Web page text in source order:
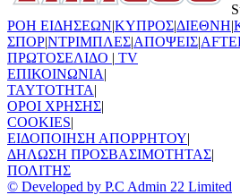
ΡΟΗ ΕΙΔΗΣΕΩΝ|ΚΥΠΡΟΣ|ΔΙΕΘΝΗ|
ΣΠΟΡ|ΝΤΡΙΜΠΛΕΣ|ΑΠΟΨΕΙΣ|
ΠΡΩΤΟΣΕΛΙΔΟ | TV
ΕΠΙΚΟΙΝΩΝΙΑ|
TAYTOTHTA|
ΟΡΟΙ ΧΡΗΣΗΣ|
COOKIES|
ΕΙΔΟΠΟΙΗΣΗ ΑΠΟΡΡΗΤΟΥ|
ΔΗΛΩΣΗ ΠΡΟΣΒΑΣΙΜΟΤΗΤΑΣ|
ΠΟΛΙΤΗΣ
© Developed by P.C Admin 22 Limited